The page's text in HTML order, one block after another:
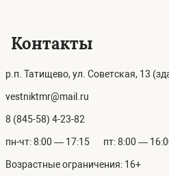
Контакты
р.п. Татищево, ул. Советская, 13
vestniktmr@mail.ru
8 (845-58) 4-23-82
пн-чт: 8:00 — 17:15 пт: 8:00 —
Возрастные ограничения: 16+